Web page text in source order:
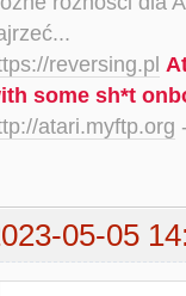
reversing.pl
some sh*t
atari.myftp.org
05-05